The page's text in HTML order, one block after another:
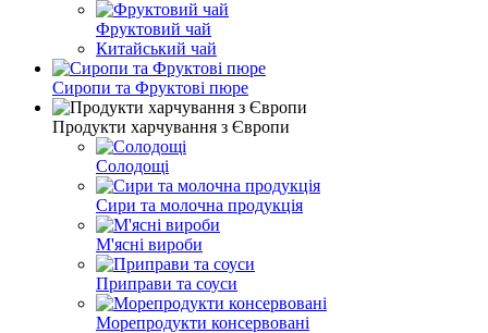
Фруктовий чай
Китайський чай
Сиропи та Фруктові пюре
Продукти харчування з Європи
Солодощі
Сири та молочна продукція
М'ясні вироби
Приправи та соуси
Морепродукти консервовані